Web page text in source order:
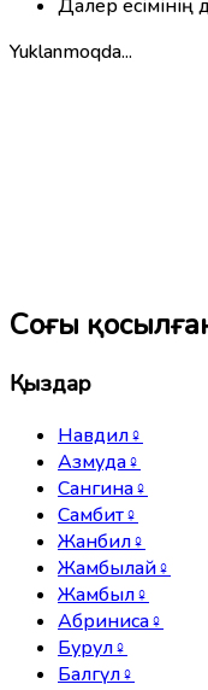
Далер есімінің
Yuklanmoqda...
Соңғы
Қыздар
Навдил♀
Азмуда♀
Сангина♀
Самбит♀
Жанбил♀
Жамбылай♀
Жамбыл♀
Абриниса♀
Бурул♀
Балгүл♀